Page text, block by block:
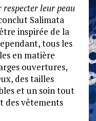
respecter leur peau
Salimata
inspirée de la
tous les
en matière
ouvertures,
des tailles
et un soin tout
des vêtements